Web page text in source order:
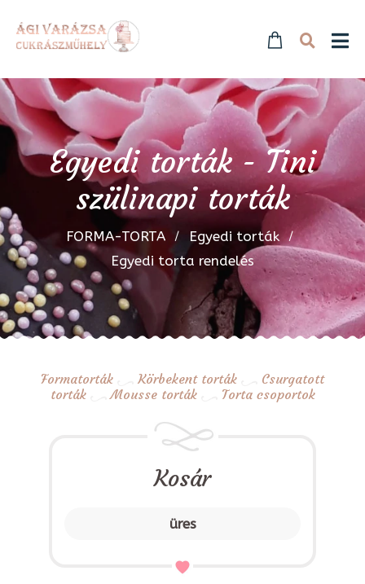
Egyedi torták - Tini
szülinapi torták
FORMA-TORTA
Egyedi torták
Egyedi torta rendelés
Formatorták Körbekent torták
Csurgatott
torták
Mousse torták Torta csoportok
Kosár
üres